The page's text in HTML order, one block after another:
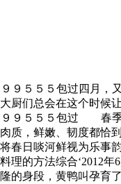
９５５５包过四月
厨们总会在这个时候
９９５５５包过 春
质，鲜嫩、韧度都
春日啖河鲜视为乐事
理的方法综合‘2012
的身段，黄鸭叫孕育